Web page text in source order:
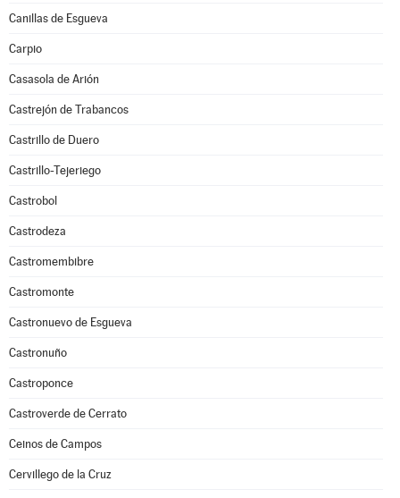
Canillas de Esgueva
Carpio
Casasola de Arión
Castrejón de Trabancos
Castrillo de Duero
Castrillo-Tejeriego
Castrobol
Castrodeza
Castromembibre
Castromonte
Castronuevo de Esgueva
Castronuño
Castroponce
Castroverde de Cerrato
Ceinos de Campos
Cervillego de la Cruz